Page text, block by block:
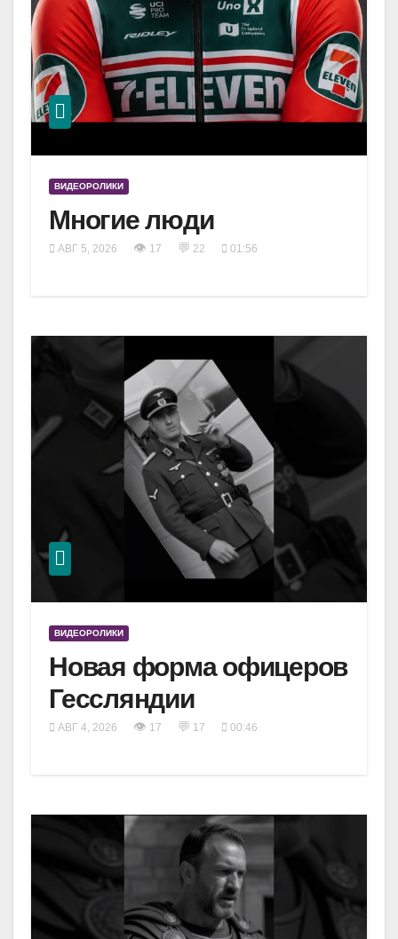
ВИДЕОРОЛИКИ
Многие люди
АВГ 5, 2026 👁 17 💬 22 01:56
ВИДЕОРОЛИКИ
Новая форма офицеров
Гессляндии
АВГ 4, 2026 👁 17 💬 17 00:46